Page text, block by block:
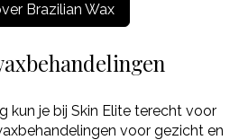
Brazilian Wax
kun je bij Skin Elite terecht voor
voor gezicht en